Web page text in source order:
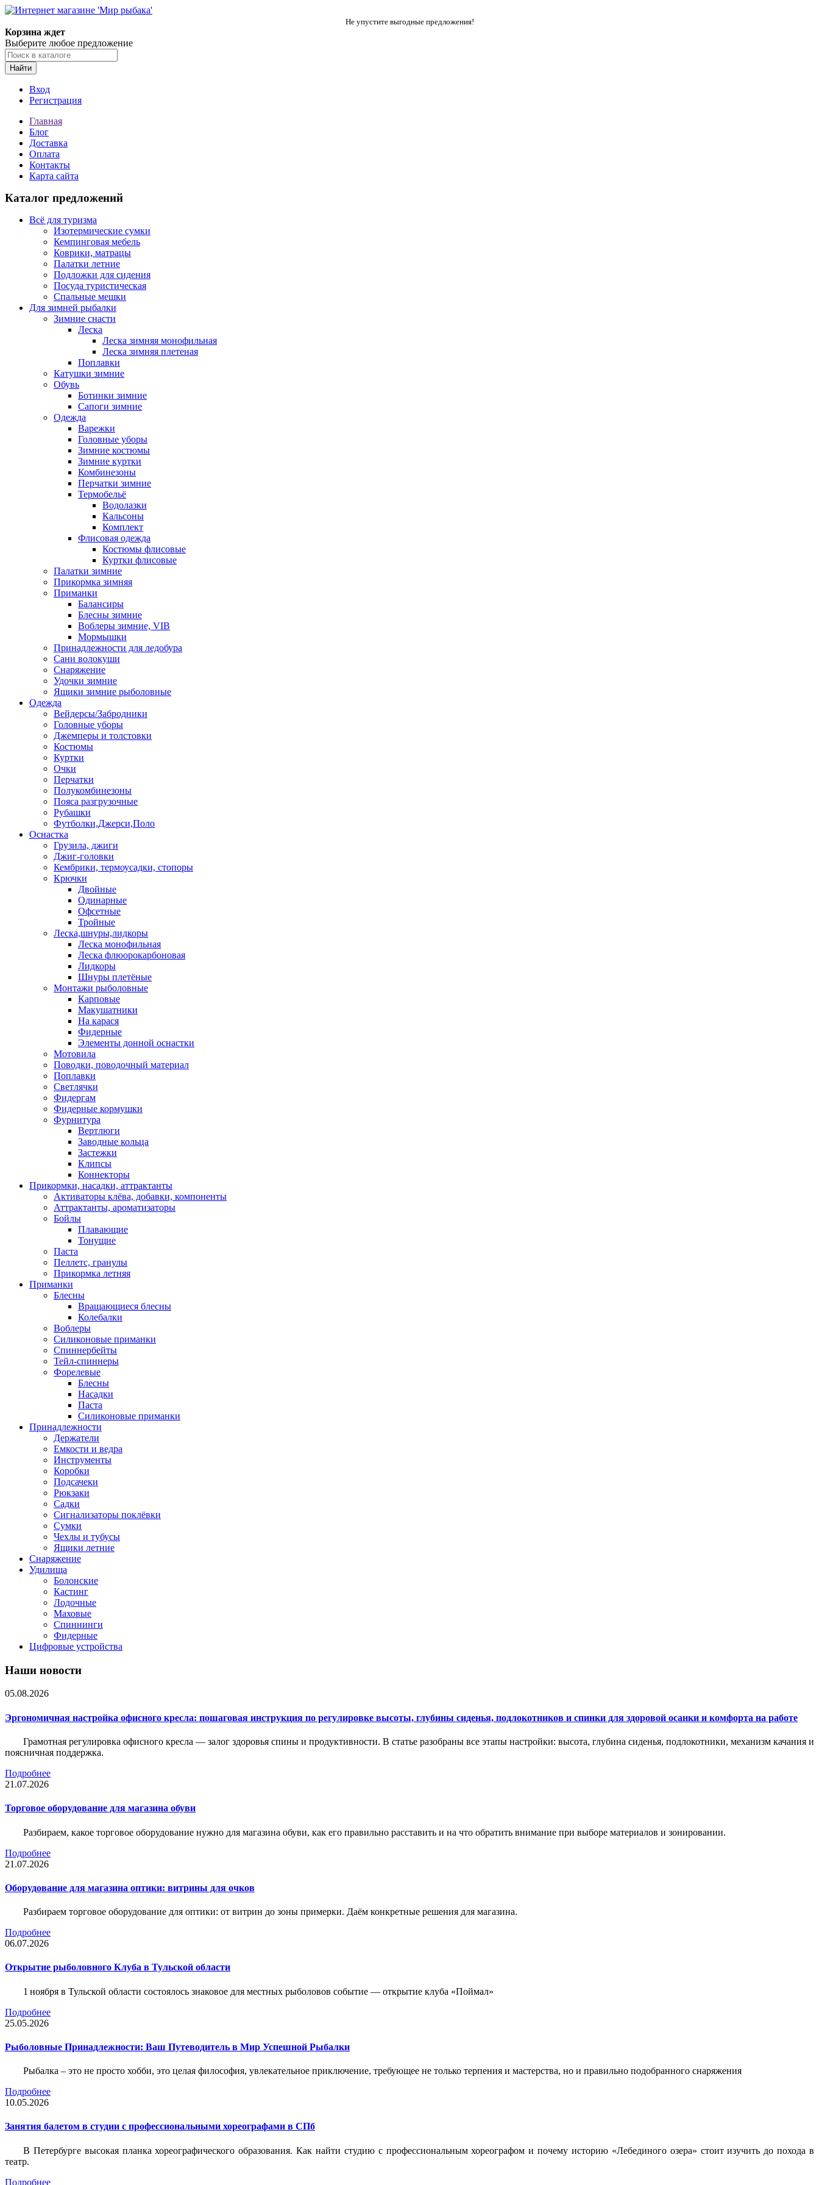
Не упустите выгодные предложения!
Корзина ждет
Выберите любое предложение
Найти
Вход
Регистрация
Главная
Блог
Доставка
Оплата
Контакты
Карта сайта
Каталог предложений
Всё для туризма
Изотермические сумки
Кемпинговая мебель
Коврики, матрацы
Палатки летние
Подложки для сидения
Посуда туристическая
Спальные мешки
Для зимней рыбалки
Зимние снасти
Леска
Леска зимняя монофильная
Леска зимняя плетеная
Поплавки
Катушки зимние
Обувь
Ботинки зимние
Сапоги зимние
Одежда
Варежки
Головные уборы
Зимние костюмы
Зимние куртки
Комбинезоны
Перчатки зимние
Термобельё
Водолазки
Кальсоны
Комплект
Флисовая одежда
Костюмы флисовые
Куртки флисовые
Палатки зимние
Прикормка зимняя
Приманки
Балансиры
Блесны зимние
Воблеры зимние, VIB
Мормышки
Принадлежности для ледобура
Сани волокуши
Снаряжение
Удочки зимние
Ящики зимние рыболовные
Одежда
Вейдерсы/Забродники
Головные уборы
Джемперы и толстовки
Костюмы
Куртки
Очки
Перчатки
Полукомбинезоны
Пояса разгрузочные
Рубашки
Футболки,Джерси,Поло
Оснастка
Грузила, джиги
Джиг-головки
Кембрики, термоусадки, стопоры
Крючки
Двойные
Одинарные
Офсетные
Тройные
Леска,шнуры,лидкоры
Леска монофильная
Леска флюорокарбоновая
Лидкоры
Шнуры плетёные
Монтажи рыболовные
Карповые
Макушатники
На карася
Фидерные
Элементы донной оснастки
Мотовила
Поводки, поводочный материал
Поплавки
Светлячки
Фидергам
Фидерные кормушки
Фурнитура
Вертлюги
Заводные кольца
Застежки
Клипсы
Коннекторы
Прикормки, насадки, аттрактанты
Активаторы клёва, добавки, компоненты
Аттрактанты, ароматизаторы
Бойлы
Плавающие
Тонущие
Паста
Пеллетс, гранулы
Прикормка летняя
Приманки
Блесны
Вращающиеся блесны
Колебалки
Воблеры
Силиконовые приманки
Спиннербейты
Тейл-спиннеры
Форелевые
Блесны
Насадки
Паста
Силиконовые приманки
Принадлежности
Держатели
Емкости и ведра
Инструменты
Коробки
Подсачеки
Рюкзаки
Садки
Сигнализаторы поклёвки
Сумки
Чехлы и тубусы
Ящики летние
Снаряжение
Удилища
Болонские
Кастинг
Лодочные
Маховые
Спиннинги
Фидерные
Цифровые устройства
Наши новости
05.08.2026
Эргономичная настройка офисного кресла: пошаговая инструкция по регулировке высоты, глубины сиденья, подлокотников и спинки для здоровой осанки и комфорта на работе
Грамотная регулировка офисного кресла — залог здоровья спины и продуктивности. В статье разобраны все этапы настройки: высота, глубина сиденья, подлокотники, механизм качания и
поясничная поддержка.
Подробнее
21.07.2026
Торговое оборудование для магазина обуви
Разбираем, какое торговое оборудование нужно для магазина обуви, как его правильно расставить и на что обратить внимание при выборе материалов и зонировании.
Подробнее
21.07.2026
Оборудование для магазина оптики: витрины для очков
Разбираем торговое оборудование для оптики: от витрин до зоны примерки. Даём конкретные решения для магазина.
Подробнее
06.07.2026
Открытие рыболовного Клуба в Тульской области
1 ноября в Тульской области состоялось знаковое для местных рыболовов событие — открытие клуба «Поймал»
Подробнее
25.05.2026
Рыболовные Принадлежности: Ваш Путеводитель в Мир Успешной Рыбалки
Рыбалка – это не просто хобби, это целая философия, увлекательное приключение, требующее не только терпения и мастерства, но и правильно подобранного снаряжения
Подробнее
10.05.2026
Занятия балетом в студии с профессиональными хореографами в СПб
В Петербурге высокая планка хореографического образования. Как найти студию с профессиональным хореографом и почему историю «Лебединого озера» стоит изучить до похода в
театр.
Подробнее